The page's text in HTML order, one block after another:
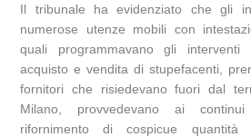
Il tribunale ha evidenziato che gli
numerose utenze mobili con
quali programmavano gli interventi
acquisto e vendita di stupefacenti,
fornitori che risiedevano fuori dal
Milano, provvedevano ai
rifornimento di cospicue quantità